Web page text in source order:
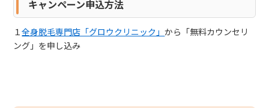
キャンペーン申込方法
１全身脱毛専門店「グロウクリニック」から「無料カウンセリ
ング」を申し込み